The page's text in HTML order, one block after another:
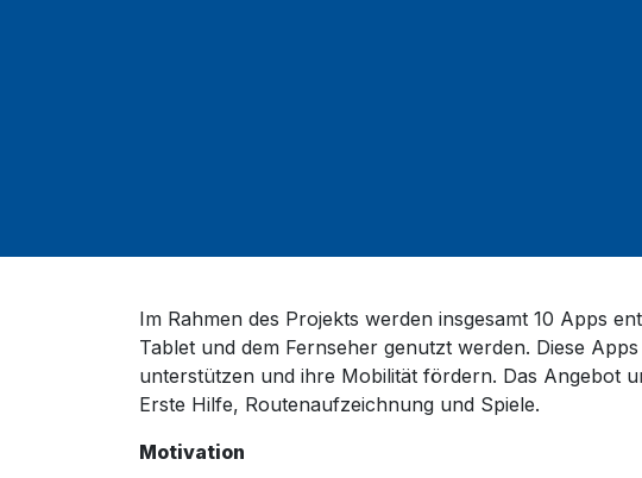
Im Rahmen des Projekts werden insgesamt 10 Apps
Tablet und dem Fernseher genutzt werden. Diese
unterstützen und ihre Mobilität fördern. Das Angebot
Erste Hilfe, Routenaufzeichnung und Spiele.
Motivation